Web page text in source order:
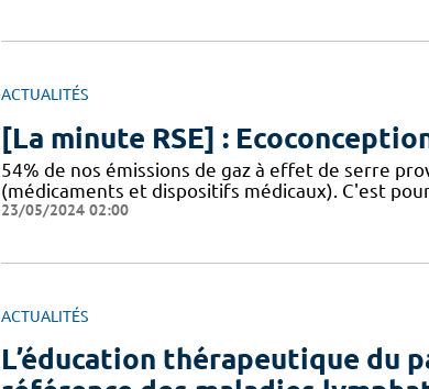
ACTUALITÉS
[La minute RSE] :
54% de nos émissions de gaz à effet de serre
(médicaments et dispositifs médicaux). C'est
23/05/2024 02:00
ACTUALITÉS
L’éducation thérapeutique du